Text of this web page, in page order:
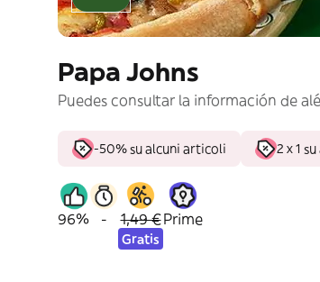
Papa Johns
Puedes consultar la información de
-50% su alcuni articoli 2 x 1
96% - 1,49 €
Gratis
Prime